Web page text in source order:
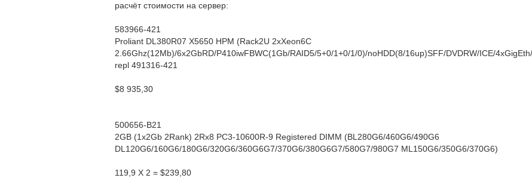
расчёт стоимости на сервер:
583966-421
Proliant DL380R07 X5650 HPM (Rack2U 2xXeon6C
2.66Ghz(12Mb)/6x2GbRD/P410iwFBWC(1Gb/RAID5/5+0/1+0/1/0)/noHDD(8/16up)SFF/DVDRW/ICE/
repl 491316-421
$8 935,30
500656-B21
2GB (1x2Gb 2Rank) 2Rx8 PC3-10600R-9 Registered DIMM (BL280G6/460G6/490G6
DL120G6/160G6/180G6/320G6/360G6G7/370G6/380G6G7/580G7/980G7 ML150G6/350G6/370G6)
119,9 X 2 = $239,80